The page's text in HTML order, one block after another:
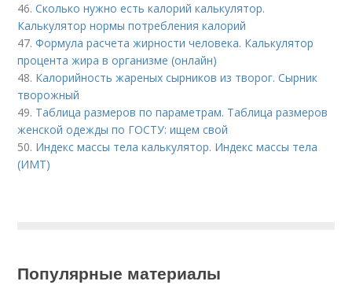
46.Сколько нужно есть калорий калькулятор.
Калькулятор нормы потребления калорий
47.Формула расчета жирности человека. Калькулятор
процента жира в организме (онлайн)
48. Калорийность жареных сырников из творог. Сырник
творожный
49. Таблица размеров по параметрам. Таблица размеров
женской одежды по ГОСТУ: ищем свой
50. Индекс массы тела калькулятор. Индекс массы тела
(ИМТ)
Популярные материалы